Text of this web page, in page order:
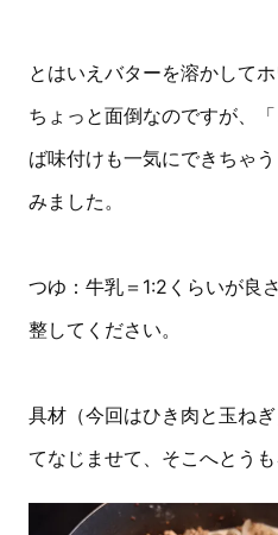
とはいえバターを溶かして
ちょっと面倒なのですが、
ば味付けも一気にできちゃ
みました。
つゆ：牛乳＝1:2くらいが良
整してください。
具材（今回はひき肉と玉ね
てなじませて、そこへとう